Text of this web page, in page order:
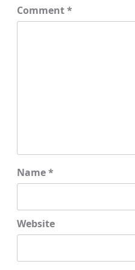
Comment*
Name*
Website